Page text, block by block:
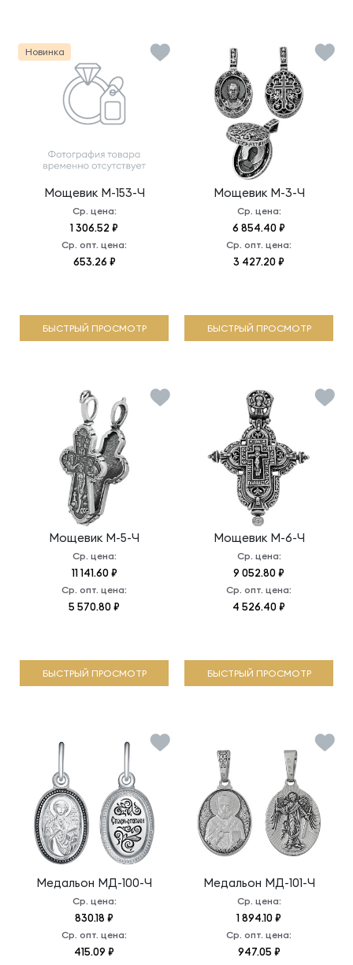
Мощевик М-153-Ч
Ср. цена:
1 306.52 ₽
Ср. опт. цена:
653.26 ₽
Новинка
БЫСТРЫЙ ПРОСМОТР
Мощевик М-3-Ч
Ср. цена:
6 854.40 ₽
Ср. опт. цена:
3 427.20 ₽
БЫСТРЫЙ ПРОСМОТР
Мощевик М-5-Ч
Ср. цена:
11 141.60 ₽
Ср. опт. цена:
5 570.80 ₽
БЫСТРЫЙ ПРОСМОТР
Мощевик М-6-Ч
Ср. цена:
9 052.80 ₽
Ср. опт. цена:
4 526.40 ₽
БЫСТРЫЙ ПРОСМОТР
Медальон МД-100-Ч
Ср. цена:
830.18 ₽
Ср. опт. цена:
415.09 ₽
Медальон МД-101-Ч
Ср. цена:
1 894.10 ₽
Ср. опт. цена:
947.05 ₽